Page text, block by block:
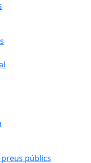
públics